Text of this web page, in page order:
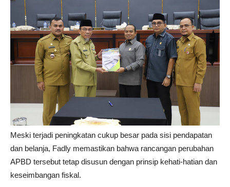
Meski terjadi peningkatan cukup besar pada sisi pendapatan
dan belanja, Fadly memastikan bahwa rancangan perubahan
APBD tersebut tetap disusun dengan prinsip kehati-hatian dan
keseimbangan fiskal.